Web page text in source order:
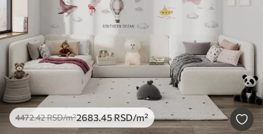
4472.42RSD/m²2683.45 RSD/m²